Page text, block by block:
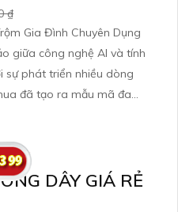
₫
Gia Đình Chuyên Dụng
giữa công nghệ AI và tính
đã tạo ra mẫu mã đa
DÂY GIÁ RẺ